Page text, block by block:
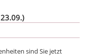
sind Sie jetzt